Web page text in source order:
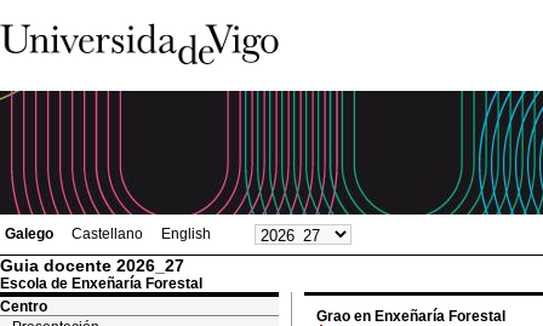
Galego Castellano English
Guia docente 2026_27
Escola de Enxeñaría Forestal
Centro
Grao en Enxeñaría Forestal